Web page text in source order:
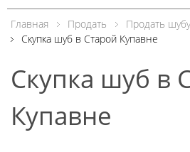
Главная Продать
Продать шубу
Скупка шуб в Старой Купавне
Скупка шуб в
Купавне